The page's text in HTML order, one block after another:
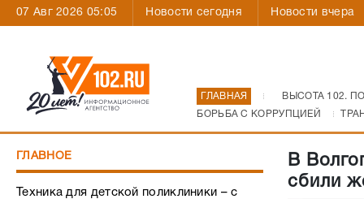
07 Авг 2026 05:05 Новости сегодня Новости вчера
ГЛАВНАЯ
ВЫСОТА 102.
БОРЬБА С КОРРУПЦИЕЙ
ГЛАВНОЕ
Техника для детской поликлиники – с
В
сбили